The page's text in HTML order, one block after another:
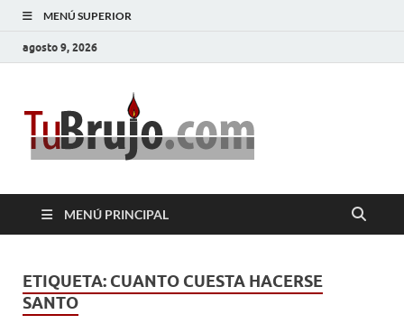
MENÚ SUPERIOR
agosto 9, 2026
MENÚ PRINCIPAL
ETIQUETA: CUANTO CUESTA HACERSE
SANTO